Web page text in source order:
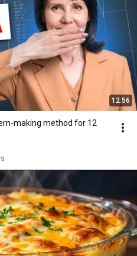
12:56
making method for 12